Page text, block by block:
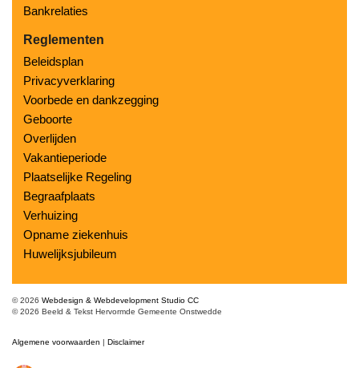
Bankrelaties
Reglementen
Beleidsplan
Privacyverklaring
Voorbede en dankzegging
Geboorte
Overlijden
Vakantieperiode
Plaatselijke Regeling
Begraafplaats
Verhuizing
Opname ziekenhuis
Huwelijksjubileum
© 2026 Webdesign & Webdevelopment Studio CC
© 2026 Beeld & Tekst Hervormde Gemeente Onstwedde
Algemene voorwaarden | Disclaimer